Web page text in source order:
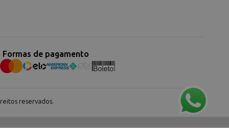
Formas de pagamento
reservados.